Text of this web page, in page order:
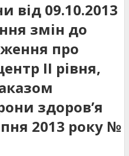
від 09.10.2013
змін до
про
ІІ рівня,
здоров’я
2013 року №